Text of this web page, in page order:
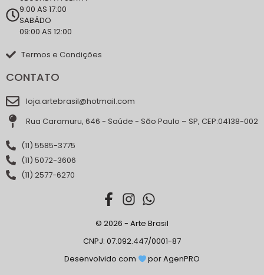
9:00 AS 17:00
SABÁDO
09:00 AS 12:00
Termos e Condições
CONTATO
loja.artebrasil@hotmail.com
Rua Caramuru, 646 - Saúde - São Paulo – SP, CEP:04138-002
(11) 5585-3775
(11) 5072-3606
(11) 2577-6270
© 2026 - Arte Brasil
CNPJ: 07.092.447/0001-87
Desenvolvido com
por AgenPRO